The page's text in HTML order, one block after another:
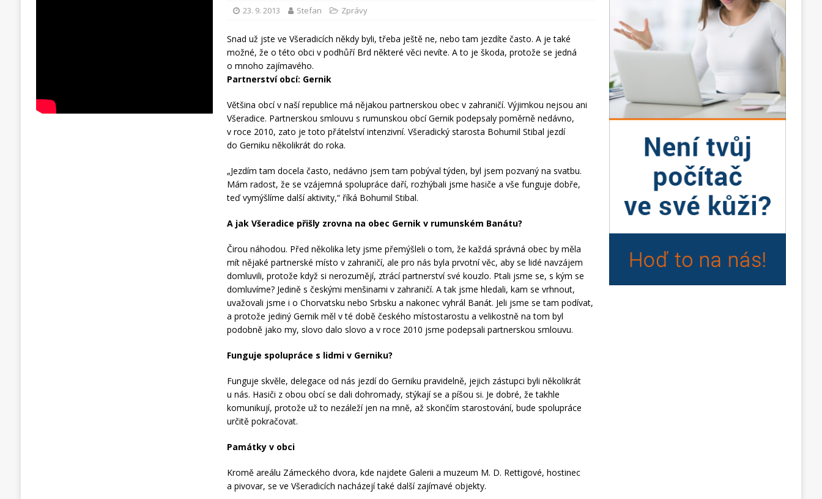
23. 9. 2013 Stefan Zprávy
Snad už jste ve Všeradicích někdy byli, třeba ještě ne, nebo tam jezdíte často. A je také
možné, že o této obci v podhůří Brd některé věci nevíte. A to je škoda, protože se jedná
o mnoho zajímavého.
Partnerství obcí: Gernik
Většina obcí v naší republice má nějakou partnerskou obec v zahraničí. Výjimkou nejsou ani
Všeradice. Partnerskou smlouvu s rumunskou obcí Gernik podepsaly poměrně nedávno,
v roce 2010, zato je toto přátelství intenzivní. Všeradický starosta Bohumil Stibal jezdí
do Gerniku několikrát do roka.
„Jezdím tam docela často, nedávno jsem tam pobýval týden, byl jsem pozvaný na svatbu.
Mám radost, že se vzájemná spolupráce daří, rozhýbali jsme hasiče a vše funguje dobře,
teď vymýšlíme další aktivity,“ říká Bohumil Stibal.
A jak Všeradice přišly zrovna na obec Gernik v rumunském Banátu?
Čirou náhodou. Před několika lety jsme přemýšleli o tom, že každá správná obec by měla
mít nějaké partnerské místo v zahraničí, ale pro nás byla prvotní věc, aby se lidé navzájem
domluvili, protože když si nerozumějí, ztrácí partnerství své kouzlo. Ptali jsme se, s kým se
domluvíme? Jedině s českými menšinami v zahraničí. A tak jsme hledali, kam se vrhnout,
uvažovali jsme i o Chorvatsku nebo Srbsku a nakonec vyhrál Banát. Jeli jsme se tam podívat,
a protože jediný Gernik měl v té době českého místostarostu a velikostně na tom byl
podobně jako my, slovo dalo slovo a v roce 2010 jsme podepsali partnerskou smlouvu.
Funguje spolupráce s lidmi v Gerniku?
Funguje skvěle, delegace od nás jezdí do Gerniku pravidelně, jejich zástupci byli několikrát
u nás. Hasiči z obou obcí se dali dohromady, stýkají se a píšou si. Je dobré, že takhle
komunikují, protože už to nezáleží jen na mně, až skončím starostování, bude spolupráce
určitě pokračovat.
Památky v obci
Kromě areálu Zámeckého dvora, kde najdete Galerii a muzeum M. D. Rettigové, hostinec
a pivovar, se ve Všeradicích nacházejí také další zajímavé objekty.